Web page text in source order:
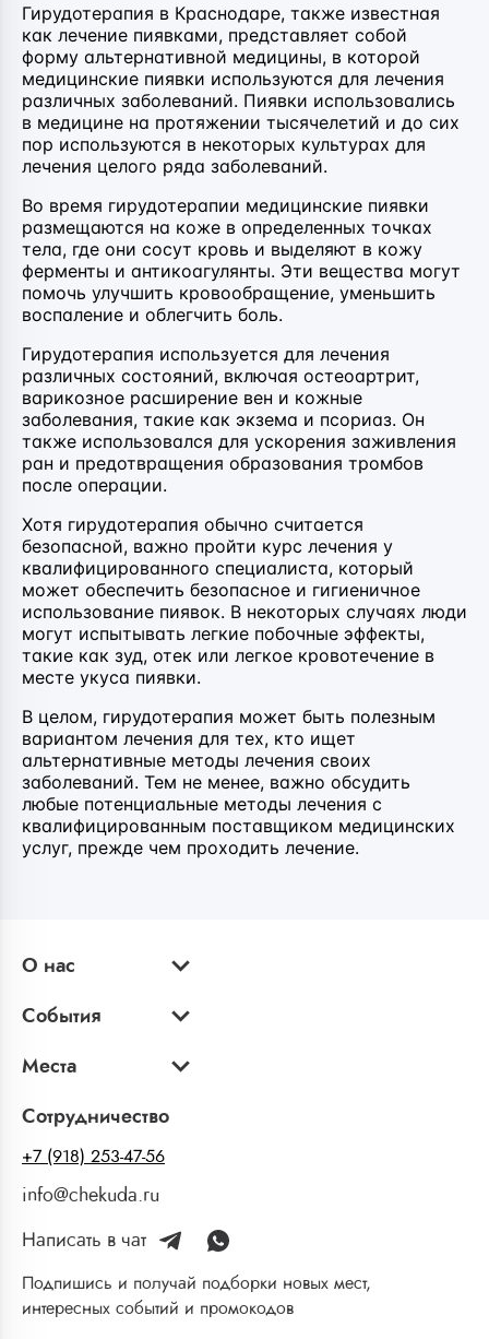
Гирудотерапия в Краснодаре, также известная
как лечение пиявками, представляет собой
форму альтернативной медицины, в которой
медицинские пиявки используются для лечения
различных заболеваний. Пиявки использовались
в медицине на протяжении тысячелетий и до сих
пор используются в некоторых культурах для
лечения целого ряда заболеваний.
Во время гирудотерапии медицинские пиявки
размещаются на коже в определенных точках
тела, где они сосут кровь и выделяют в кожу
ферменты и антикоагулянты. Эти вещества могут
помочь улучшить кровообращение, уменьшить
воспаление и облегчить боль.
Гирудотерапия используется для лечения
различных состояний, включая остеоартрит,
варикозное расширение вен и кожные
заболевания, такие как экзема и псориаз. Он
также использовался для ускорения заживления
ран и предотвращения образования тромбов
после операции.
Хотя гирудотерапия обычно считается
безопасной, важно пройти курс лечения у
квалифицированного специалиста, который
может обеспечить безопасное и гигиеничное
использование пиявок. В некоторых случаях люди
могут испытывать легкие побочные эффекты,
такие как зуд, отек или легкое кровотечение в
месте укуса пиявки.
В целом, гирудотерапия может быть полезным
вариантом лечения для тех, кто ищет
альтернативные методы лечения своих
заболеваний. Тем не менее, важно обсудить
любые потенциальные методы лечения с
квалифицированным поставщиком медицинских
услуг, прежде чем проходить лечение.
О нас
События
Места
Сотрудничество
+7 (918) 253-47-56
info@chekuda.ru
Написать в чат
Подпишись и получай подборки новых мест,
интересных событий и промокодов